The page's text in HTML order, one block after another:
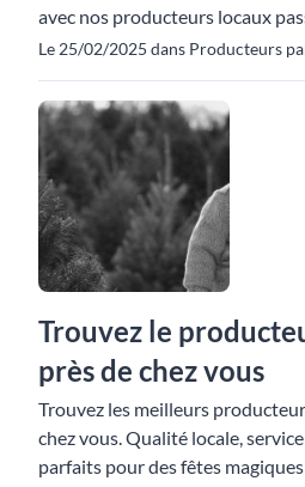
avec nos producteurs locaux
Le 25/02/2025 dans Producteurs
Trouvez le
près de chez vous
Trouvez les meilleurs
chez vous. Qualité locale,
parfaits pour des fêtes